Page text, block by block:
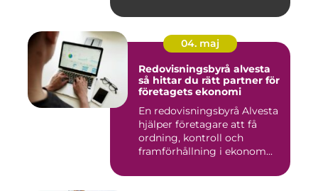
04. maj
Redovisningsbyrå alvesta
så hittar du rätt partner för
företagets ekonomi
En redovisningsbyrå Alvesta
hjälper företagare att få
ordning, kontroll och
framförhållning i ekonom...